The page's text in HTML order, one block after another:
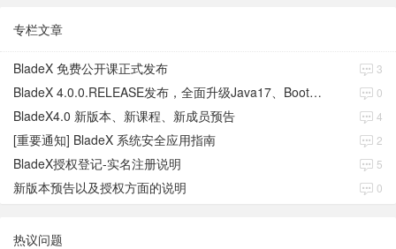
专栏文章
BladeX 免费公开课正式发布 3
BladeX 4.0.0.RELEASE发布，全面升级Java17、Boot3、Cloud2023 0
BladeX4.0 新版本、新课程、新成员预告 4
[重要通知] BladeX 系统安全应用指南 2
BladeX授权登记-实名注册说明 5
新版本预告以及授权方面的说明 0
热议问题